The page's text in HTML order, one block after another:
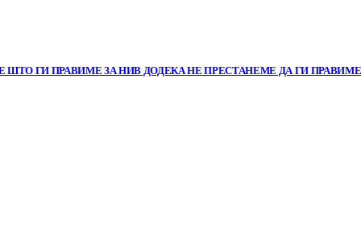
ГИ ПРАВИМЕ ЗА НИВ ДОДЕКА НЕ ПРЕСТАНЕМЕ ДА ГИ ПРАВИМЕ